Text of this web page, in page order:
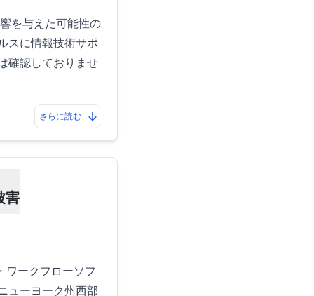
を与えた可能性の
スに情報技術サポ
確認しておりませ
さらに読む
害
ワークフローソフ
ューヨーク州西部